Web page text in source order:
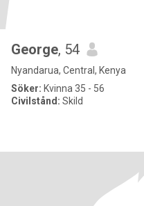
George, 54
Nyandarua, Central, Kenya
Söker: Kvinna 35 - 56
Civilstånd: Skild